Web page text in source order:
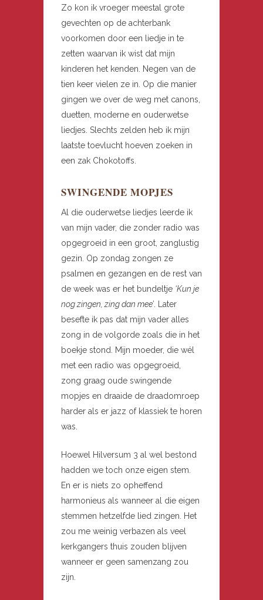
Zo kon ik vroeger meestal grote
gevechten op de achterbank
voorkomen door een liedje in te
zetten waarvan ik wist dat mijn
kinderen het kenden. Negen van de
tien keer vielen ze in. Op die manier
gingen we over de weg met canons,
duetten, moderne en ouderwetse
liedjes. Slechts zelden heb ik mijn
laatste toevlucht hoeven zoeken in
een zak Chokotoffs.
SWINGENDE MOPJES
Al die ouderwetse liedjes leerde ik
van mijn vader, die zonder radio was
opgegroeid in een groot, zanglustig
gezin. Op zondag zongen ze
psalmen en gezangen en de rest van
de week was er het bundeltje ‘Kun je
nog zingen, zing dan mee’ . Later
besefte ik pas dat mijn vader alles
zong in de volgorde zoals die in het
boekje stond. Mijn moeder, die wél
met een radio was opgegroeid,
zong graag oude swingende
mopjes en draaide de draadomroep
harder als er jazz of klassiek te horen
was.
Hoewel Hilversum 3 al wel bestond
hadden we toch onze eigen stem.
En er is niets zo opheffend
harmonieus als wanneer al die eigen
stemmen hetzelfde lied zingen. Het
zou me weinig verbazen als veel
kerkgangers thuis zouden blijven
wanneer er geen samenzang zou
zijn.